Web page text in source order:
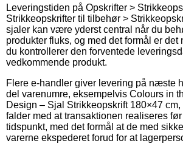
Leveringstiden på Opskrifter >
Strikkeopskrifter til tilbehør >
sjaler kan være yderst central når du
produkter fluks, og med det formål er det
du kontrollerer den forventede
vedkommende produkt.
Flere e-handler giver levering på næste
del varenumre, eksempelvis Colours in
Design – Sjal Strikkeopskrift 180×47 cm,
falder med at transaktionen realiseres
tidspunkt, med det formål at de med
varerne ekspederet forud for at